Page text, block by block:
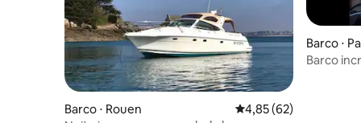
Barco ⋅ Rouen 4,85 de uma avaliação
4,85 (62)
Barco ⋅
Barco